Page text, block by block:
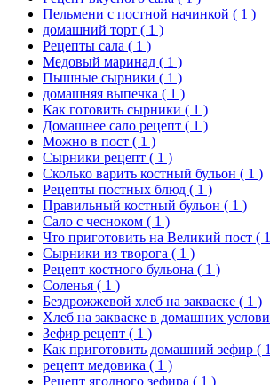
Пельмени с постной начинкой ( 1 )
домашний торт ( 1 )
Рецепты сала ( 1 )
Медовый маринад ( 1 )
Пышные сырники ( 1 )
домашняя выпечка ( 1 )
Как готовить сырники ( 1 )
Домашнее сало рецепт ( 1 )
Можно в пост ( 1 )
Сырники рецепт ( 1 )
Сколько варить костный бульон ( 1 )
Рецепты постных блюд ( 1 )
Правильный костный бульон ( 1 )
Сало с чесноком ( 1 )
Что приготовить на Великий пост (
Сырники из творога ( 1 )
Рецепт костного бульона ( 1 )
Соленья ( 1 )
Бездрожжевой хлеб на закваске ( 1 )
Хлеб на закваске в домашних
Зефир рецепт ( 1 )
Как приготовить домашний зефир (
рецепт медовика ( 1 )
Рецепт ягодного зефира ( 1 )